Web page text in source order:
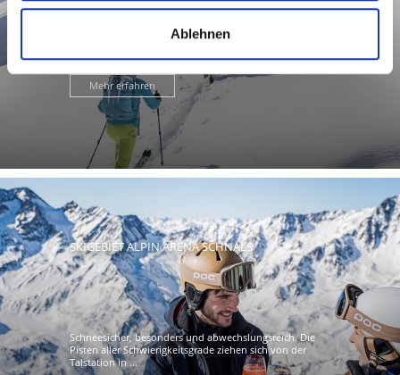
Ablehnen
Mehr erfahren
SKIGEBIET ALPIN ARENA SCHNALS
Schneesicher, besonders und abwechslungsreich. Die
Pisten aller Schwierigkeitsgrade ziehen sich von der
Talstation in ...